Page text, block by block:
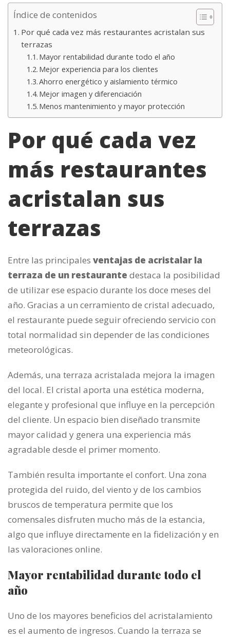
Índice de contenidos
Por qué cada vez más restaurantes acristalan sus
terrazas
Mayor rentabilidad durante todo el año
Mejor experiencia para los clientes
Ahorro energético y aislamiento térmico
Mejor imagen y diferenciación
Menos mantenimiento y mayor protección
Por qué cada vez
más restaurantes
acristalan sus
terrazas
Entre las principales ventajas de acristalar la
terraza de un restaurante destaca la posibilidad
de utilizar ese espacio durante los doce meses del
año. Gracias a un cerramiento de cristal adecuado,
el restaurante puede seguir ofreciendo servicio con
total normalidad sin depender de las condiciones
meteorológicas.
Además, una terraza acristalada mejora la imagen
del local. El cristal aporta una estética moderna,
elegante y profesional que influye en la percepción
del cliente. Un espacio bien diseñado transmite
mayor calidad y genera una experiencia más
agradable desde el primer momento.
También resulta importante el confort. Una zona
protegida del ruido, del viento y de los cambios
bruscos de temperatura permite que los
comensales disfruten mucho más de la estancia,
algo que influye directamente en la fidelización y en
las valoraciones online.
Mayor rentabilidad durante todo el
año
Uno de los mayores beneficios del acristalamiento
es el aumento de ingresos. Cuando la terraza se